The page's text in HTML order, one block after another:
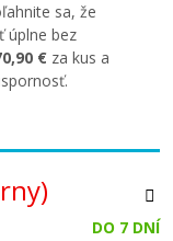
sa, že
úplne bez
€ za kus a
DO 7 DNÍ